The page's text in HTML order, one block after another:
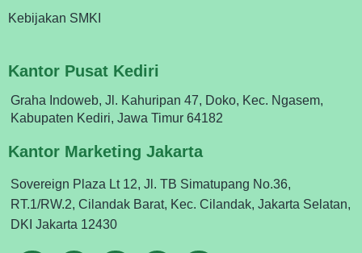
Kebijakan SMKI
Kantor Pusat Kediri
Graha Indoweb, Jl. Kahuripan 47, Doko, Kec. Ngasem,
Kabupaten Kediri, Jawa Timur 64182
Kantor Marketing Jakarta
Sovereign Plaza Lt 12, Jl. TB Simatupang No.36,
RT.1/RW.2, Cilandak Barat, Kec. Cilandak, Jakarta Selatan,
DKI Jakarta 12430